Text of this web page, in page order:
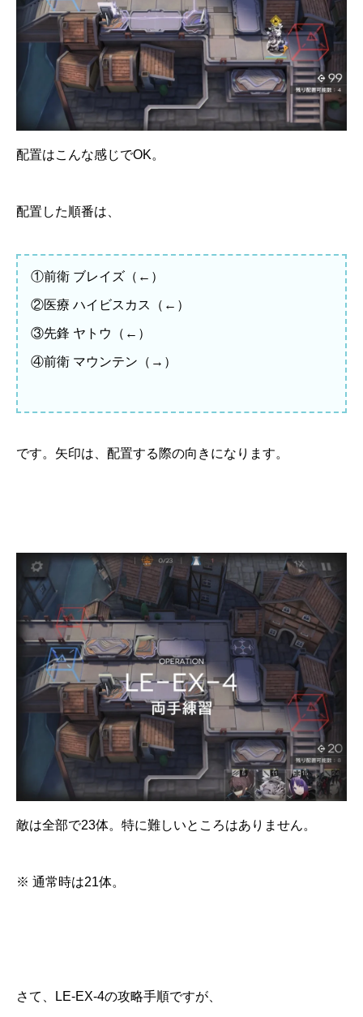
配置はこんな感じでOK。
配置した順番は、
①前衛 ブレイズ（←）
②医療 ハイビスカス（←）
③先鋒 ヤトウ（←）
④前衛 マウンテン（→）
です。矢印は、配置する際の向きになります。
敵は全部で23体。特に難しいところはありません。
※ 通常時は21体。
さて、LE-EX-4の攻略手順ですが、